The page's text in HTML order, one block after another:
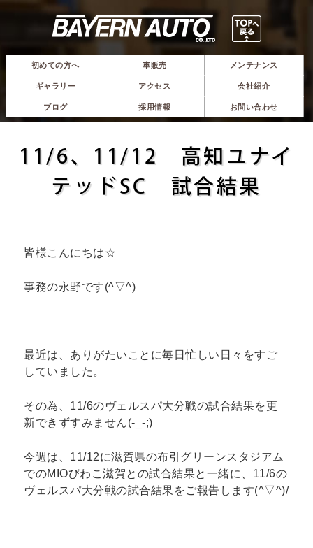
初めての方へ 車販売 メンテナンス
ギャラリー アクセス 会社紹介
ブログ 採用情報 お問い合わせ
11/6、11/12 高知ユナイ
テッドSC 試合結果
皆様こんにちは☆
事務の永野です(^▽^)
最近は、ありがたいことに毎日忙しい日々をすご
していました。
その為、11/6のヴェルスパ大分戦の試合結果を更
新できずすみません(-_-;)
今週は、11/12に滋賀県の布引グリーンスタジアム
でのMIOびわこ滋賀との試合結果と一緒に、11/6の
ヴェルスパ大分戦の試合結果をご報告します(^▽^)/